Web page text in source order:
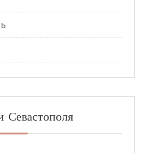
Севастополя